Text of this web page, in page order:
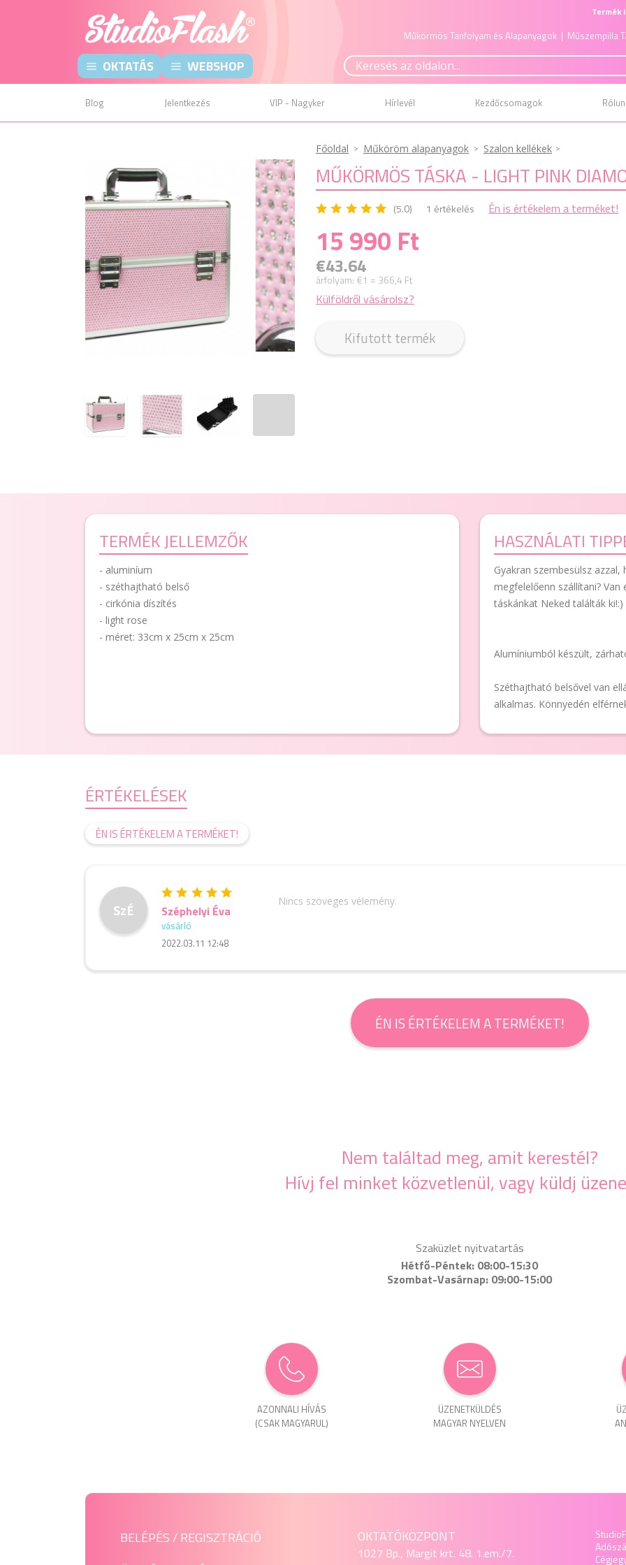
Termék
Műkörmös Tanfolyam és Alapanyagok | Műszempilla
OKTATÁS WEBSHOP
Blog Jelentkezés VIP - Nagyker Hírlevél Kezdőcsomagok
Főoldal Műköröm alapanyagok Szalon kellékek
MŰKÖRMÖS TÁSKA - LIGHT PINK
(5.0) 1 értékelés Én is értékelem a terméket!
15 990 Ft
€43.64
árfolyam: €1 = 366,4 Ft
Külföldről vásárolsz?
Kifutott termék
TERMÉK JELLEMZŐK
- aluminíum
- széthajtható belső
- cirkónia díszítés
- light rose
- méret: 33cm x 25cm x 25cm
HASZNÁLATI
Gyakran szembesülsz
megfelelőenn szállítani?
táskánkat Neked találták ki!:)
Alumíniumból készült,
Széthajtható belsővel van
alkalmas. Könnyedén
ÉRTÉKELÉSEK
ÉN IS ÉRTÉKELEM A TERMÉKET!
SzÉ Széphelyi Éva
vásárló
2022.03.11 12:48
Nincs szöveges vélemény.
ÉN IS ÉRTÉKELEM A TERMÉKET!
Nem találtad meg, amit kerestél?
Hívj fel minket közvetlenül, vagy küldj
Szaküzlet nyitvatartás
Hétfő-Péntek: 08:00-15:30
Szombat-Vasárnap: 09:00-15:00
AZONNALI HÍVÁS
(CSAK MAGYARUL)
ÜZENET­KÜLDÉS
MAGYAR NYELVEN
BELÉPÉS / REGISZTRÁCIÓ
OKTATÓKÖZPONT
1027 Bp., Margit krt. 48. 1.em./7.